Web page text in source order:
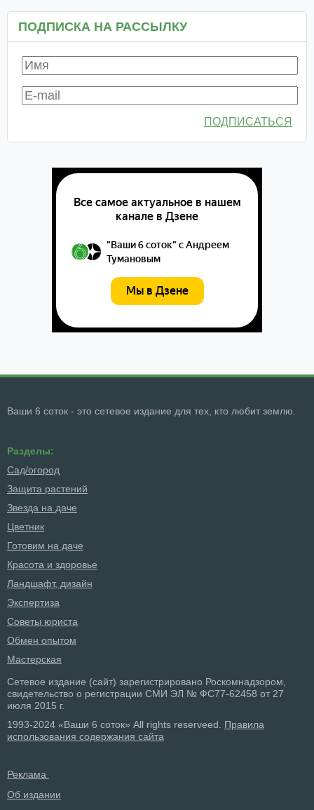
ПОДПИСКА НА РАССЫЛКУ
ПОДПИСАТЬСЯ
Ваши 6 соток - это сетевое издание для тех, кто любит землю.
Разделы:
Сад/огород
Защита растений
Звезда на даче
Цветник
Готовим на даче
Красота и здоровье
Ландшафт, дизайн
Экспертиза
Советы юриста
Обмен опытом
Мастерская
Сетевое издание (сайт) зарегистрировано Роскомнадзором,
свидетельство о регистрации СМИ ЭЛ № ФС77-62458 от 27
июля 2015 г.
1993-2024 «Ваши 6 соток» All rights reserveed. Правила
использования содержания сайта
Реклама
Об издании